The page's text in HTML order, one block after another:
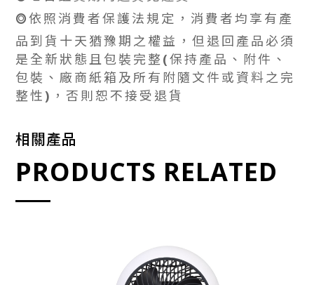
⭗依照消費者保護法規定，消費者均享有產
品到貨十天猶豫期之權益，但退回產品必須
是全新狀態且包裝完整(保持產品、附件、
包裝、廠商紙箱及所有附隨文件或資料之完
整性)，否則恕不接受退貨
相關產品
PRODUCTS RELATED